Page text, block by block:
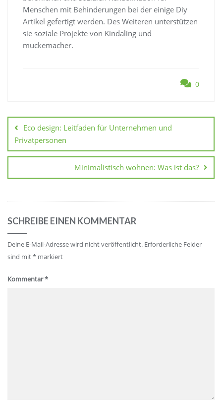
Menschen mit Behinderungen bei der einige Diy
Artikel gefertigt werden. Des Weiteren unterstützen
sie soziale Projekte von Kindaling und
muckemacher.
0
Eco design: Leitfaden für Unternehmen und
Privatpersonen
Minimalistisch wohnen: Was ist das?
SCHREIBE EINEN KOMMENTAR
Deine E-Mail-Adresse wird nicht veröffentlicht. Erforderliche Felder
sind mit* markiert
Kommentar*